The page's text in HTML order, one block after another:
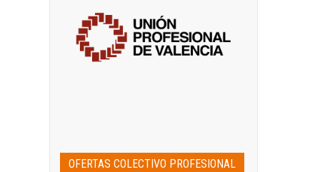
OFERTAS COLECTIVO PROFESIONAL